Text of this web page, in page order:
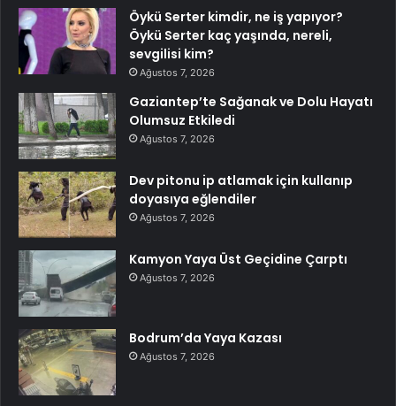
Öykü Serter kimdir, ne iş yapıyor?
Öykü Serter kaç yaşında, nereli,
sevgilisi kim?
Ağustos 7, 2026
Gaziantep’te Sağanak ve Dolu Hayatı
Olumsuz Etkiledi
Ağustos 7, 2026
Dev pitonu ip atlamak için kullanıp
doyasıya eğlendiler
Ağustos 7, 2026
Kamyon Yaya Üst Geçidine Çarptı
Ağustos 7, 2026
Bodrum’da Yaya Kazası
Ağustos 7, 2026